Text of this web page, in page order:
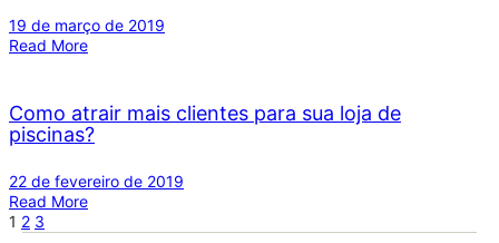
19 de março de 2019
Read More
Como atrair mais clientes para sua loja de
piscinas?
22 de fevereiro de 2019
Read More
1 2 3